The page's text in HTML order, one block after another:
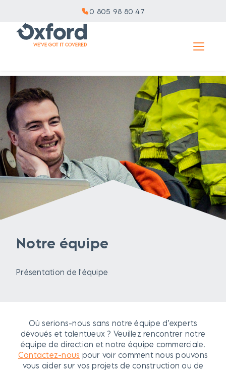
0 805 98 80 47
Notre équipe
Présentation de l'équipe
Où serions-nous sans notre équipe d’experts
dévoués et talentueux ? Veuillez rencontrer notre
équipe de direction et notre équipe commerciale.
Contactez-nous pour voir comment nous pouvons
vous aider sur vos projets de construction ou de